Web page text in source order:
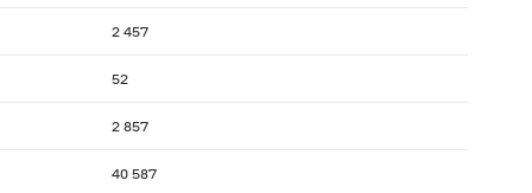
2 457
52
2 857
40 587